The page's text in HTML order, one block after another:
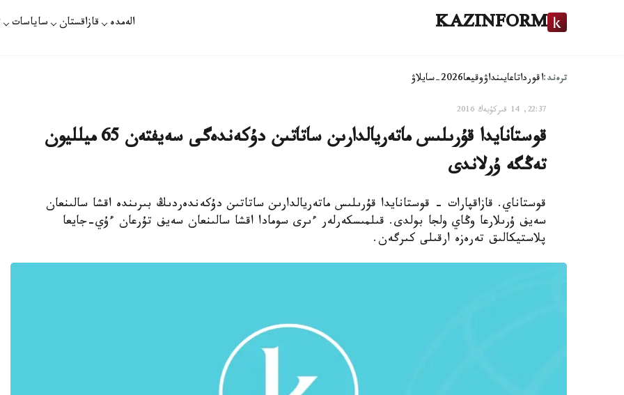
KAZINFORM الەمدە قازاقستان ساياسات
ترەند:اقورداتاعايىنداۋوقيعا2026-سايلاۋ
22:37, 14 قىركۇيەك 2016
قوستانايدا قۇرىلىس ماتەريالدارىن ساتاتىن دۇكەندەگى سەيفتەن 65 ميلليون
تەڭگە ۇرلاندى
قوستاناي. قازاقپارات - قوستانايدا قۇرىلىس ماتەريالدارىن ساتاتىن دۇكەندەردىڭ بىرىندە اقشا سالىنعان
سەيف ۇرىلارعا وڭاي ولجا بولدى. قىلمىسكەرلەر ءىرى سومادا اقشا سالىنعان سەيف تۇرعان ءۇي-جايعا
پلاستيكالىق تەرەزە ارقىلى كىرگەن.